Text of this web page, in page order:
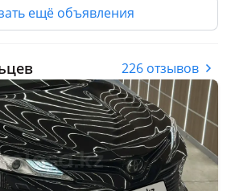
ещё объявления
226 отзывов